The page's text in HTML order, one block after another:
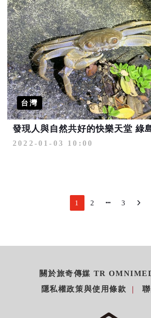
台灣
2022-01-03 10:00
1 2 3
關於旅奇傳媒 TR
隱私權政策與使用條款